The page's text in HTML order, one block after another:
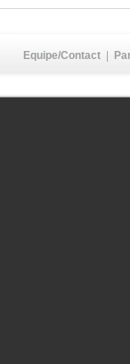
Equipe/Contact